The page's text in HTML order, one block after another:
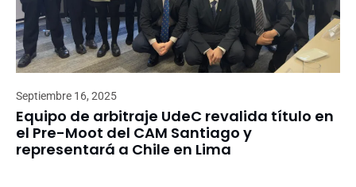
Septiembre 16, 2025
Equipo de arbitraje UdeC revalida título en
el Pre-Moot del CAM Santiago y
representará a Chile en Lima